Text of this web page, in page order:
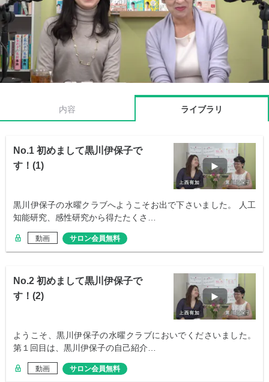
内容 ライブラリ
No.1 初めまして黒川伊保子で
す！(1)
黒川伊保子の水曜クラブへようこそお出で下さいました。 人工
知能研究、感性研究から得たたくさ…
動画 サロン会員無料
No.2 初めまして黒川伊保子で
す！(2)
ようこそ、黒川伊保子の水曜クラブにおいでくださいました。
第１回目は、黒川伊保子の自己紹介…
動画 サロン会員無料